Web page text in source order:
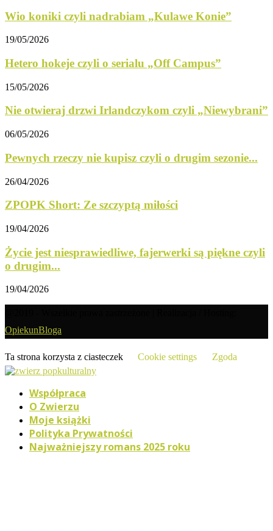
Wio koniki czyli nadrabiam „Kulawe Konie”
19/05/2026
Hetero hokeje czyli o serialu „Off Campus”
15/05/2026
Nie otwieraj drzwi Irlandczykom czyli „Niewybrani”
06/05/2026
Pewnych rzeczy nie kupisz czyli o drugim sezonie...
26/04/2026
ZPOPK Short: Ze szczyptą miłości
19/04/2026
Życie jest niesprawiedliwe, fajerwerki są piękne czyli
o drugim...
19/04/2026
OpiekunBloga
Ta strona korzysta z ciasteczek Cookie settings Zgoda
Współpraca
O Zwierzu
Moje książki
Polityka Prywatności
Najważniejszy romans 2025 roku